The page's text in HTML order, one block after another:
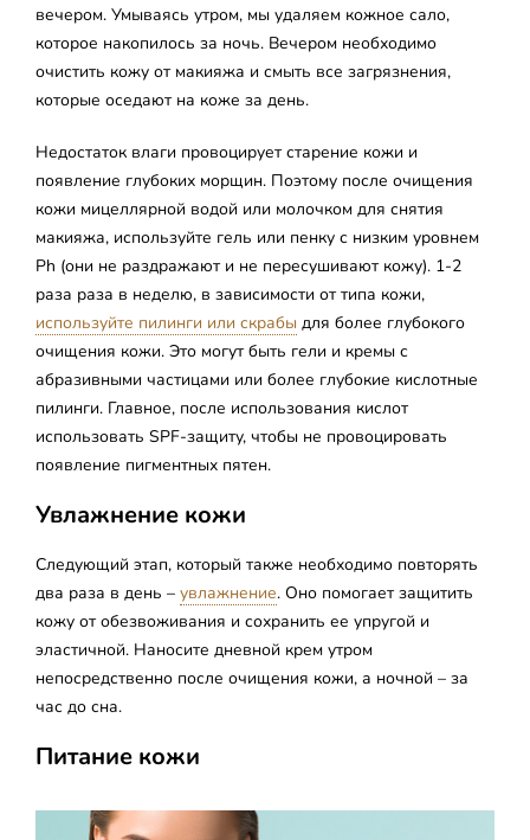
вечером. Умываясь утром, мы удаляем кожное сало,
которое накопилось за ночь. Вечером необходимо
очистить кожу от макияжа и смыть все загрязнения,
которые оседают на коже за день.
Недостаток влаги провоцирует старение кожи и
появление глубоких морщин. Поэтому после очищения
кожи мицеллярной водой или молочком для снятия
макияжа, используйте гель или пенку с низким уровнем
Ph (они не раздражают и не пересушивают кожу). 1-2
раза раза в неделю, в зависимости от типа кожи,
используйте пилинги или скрабы для более глубокого
очищения кожи. Это могут быть гели и кремы с
абразивными частицами или более глубокие кислотные
пилинги. Главное, после использования кислот
использовать SPF-защиту, чтобы не провоцировать
появление пигментных пятен.
Увлажнение кожи
Следующий этап, который также необходимо повторять
два раза в день – увлажнение. Оно помогает защитить
кожу от обезвоживания и сохранить ее упругой и
эластичной. Наносите дневной крем утром
непосредственно после очищения кожи, а ночной – за
час до сна.
Питание кожи